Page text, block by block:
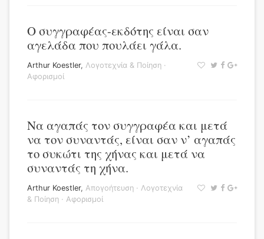
Ο συγγραφέας-εκδότης είναι σαν
αγελάδα που πουλάει γάλα.
Arthur Koestler, Λογοτεχνία & Ποίηση ·
Αφορισμοί
Να αγαπάς τον συγγραφέα και μετά
να τον συναντάς, είναι σαν ν’ αγαπάς
το συκώτι της χήνας και μετά να
συναντάς τη χήνα.
Arthur Koestler, Απογοήτευση · Λογοτεχνία
& Ποίηση · Αφορισμοί